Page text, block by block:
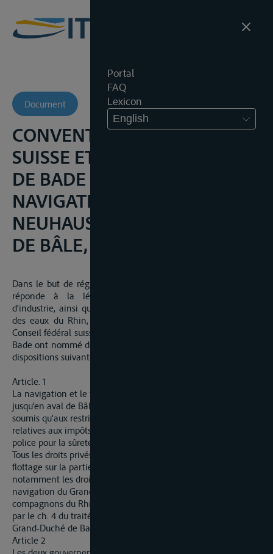
Portal
FAQ
Lexicon
English
Document
CONVENTION ENTRE LA
SUISSE ET LE GRAND-DUCHÉ
DE BADE AU SUJET DE LA
NAVIGATION SUR LE RHIN, DE
NEUHAUSEN JSQU’EN AVAL
DE BÂLE, 10 MEI 1879
Dans le but de régler convenablement et d'une manière qui
réponde à la législation actuelle, surtout en matière
d'industrie, ainsi qu'aux besoins des communications, l'usage
des eaux du Rhin, de Neuhausen jusqu'en aval de Bâle, le
Conseil fédéral suisse et le Gouvernement du Grand-Duché de
Bade ont nommé des plénipotentiaires, qui sont convenus des
dispositions suivantes, sous réserve de ratification.
Article. 1
La navigation et le flottage sur le Rhin, de Neuhausen
jusqu'en aval de Bâle, sont permis à tout le monde; ils ne sont
soumis qu'aux restrictions exigées par les prescriptions
relatives aux impôts et aux douanes, ou par les nécessités de
police pour la sûreté et la régularité des communications.
Tous les droits privés pour l'exercice de la navigation ou du
flottage sur la partie du cours du Rhin susnommée, et
notamment les droits exclusifs de la maîtrise réunie de
navigation du Grand et du Petit-Laufenbourg et des
compagnons du Rhin entre Säckingen et Grenzach, confirmés
par le ch. 4 du traité conclu le 2/17 septembre 1808 entre le
Grand-Duché de Bade et le canton d'Argovie, sont abolis.
Article 2